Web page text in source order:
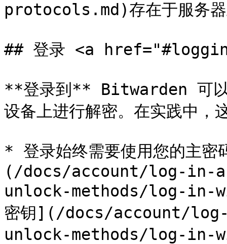
protocols.md)存在于服务器
## 登录 <a
**登录到** Bitwarden 可以
设备上进行解密。在实践中，
* 登录始终需要使用您的主
(/docs/account/log-in-
unlock-methods/log-in-
密钥](/docs/account/
unlock-methods/log-in-